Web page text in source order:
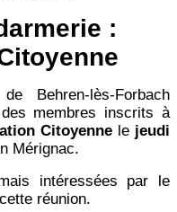
:
Behren-lès-Forbach
membres inscrits à
Citoyennele jeudi
Mérignac.
intéressées par le
réunion.